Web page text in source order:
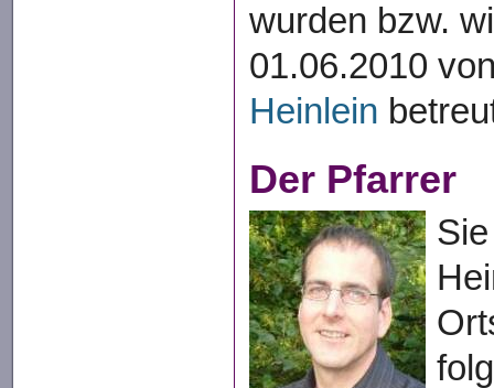
wurden bzw.
01.06.2010
Heinlein
Der Pfarrer